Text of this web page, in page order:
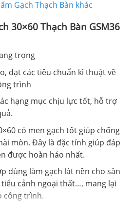
Gạch Thạch Bàn khác
30×60 Thạch Bàn GSM36
trọng
đạt các tiêu chuẩn kĩ thuật về
trình
hạng mục chịu lực tốt, hỗ trợ
có men gạch tốt giúp chống
mòn. Đây là đặc tính giúp đáp
được hoàn hảo nhất.
dùng làm gạch lát nền cho sân
cảnh ngoại thất…, mang lại
công trình.